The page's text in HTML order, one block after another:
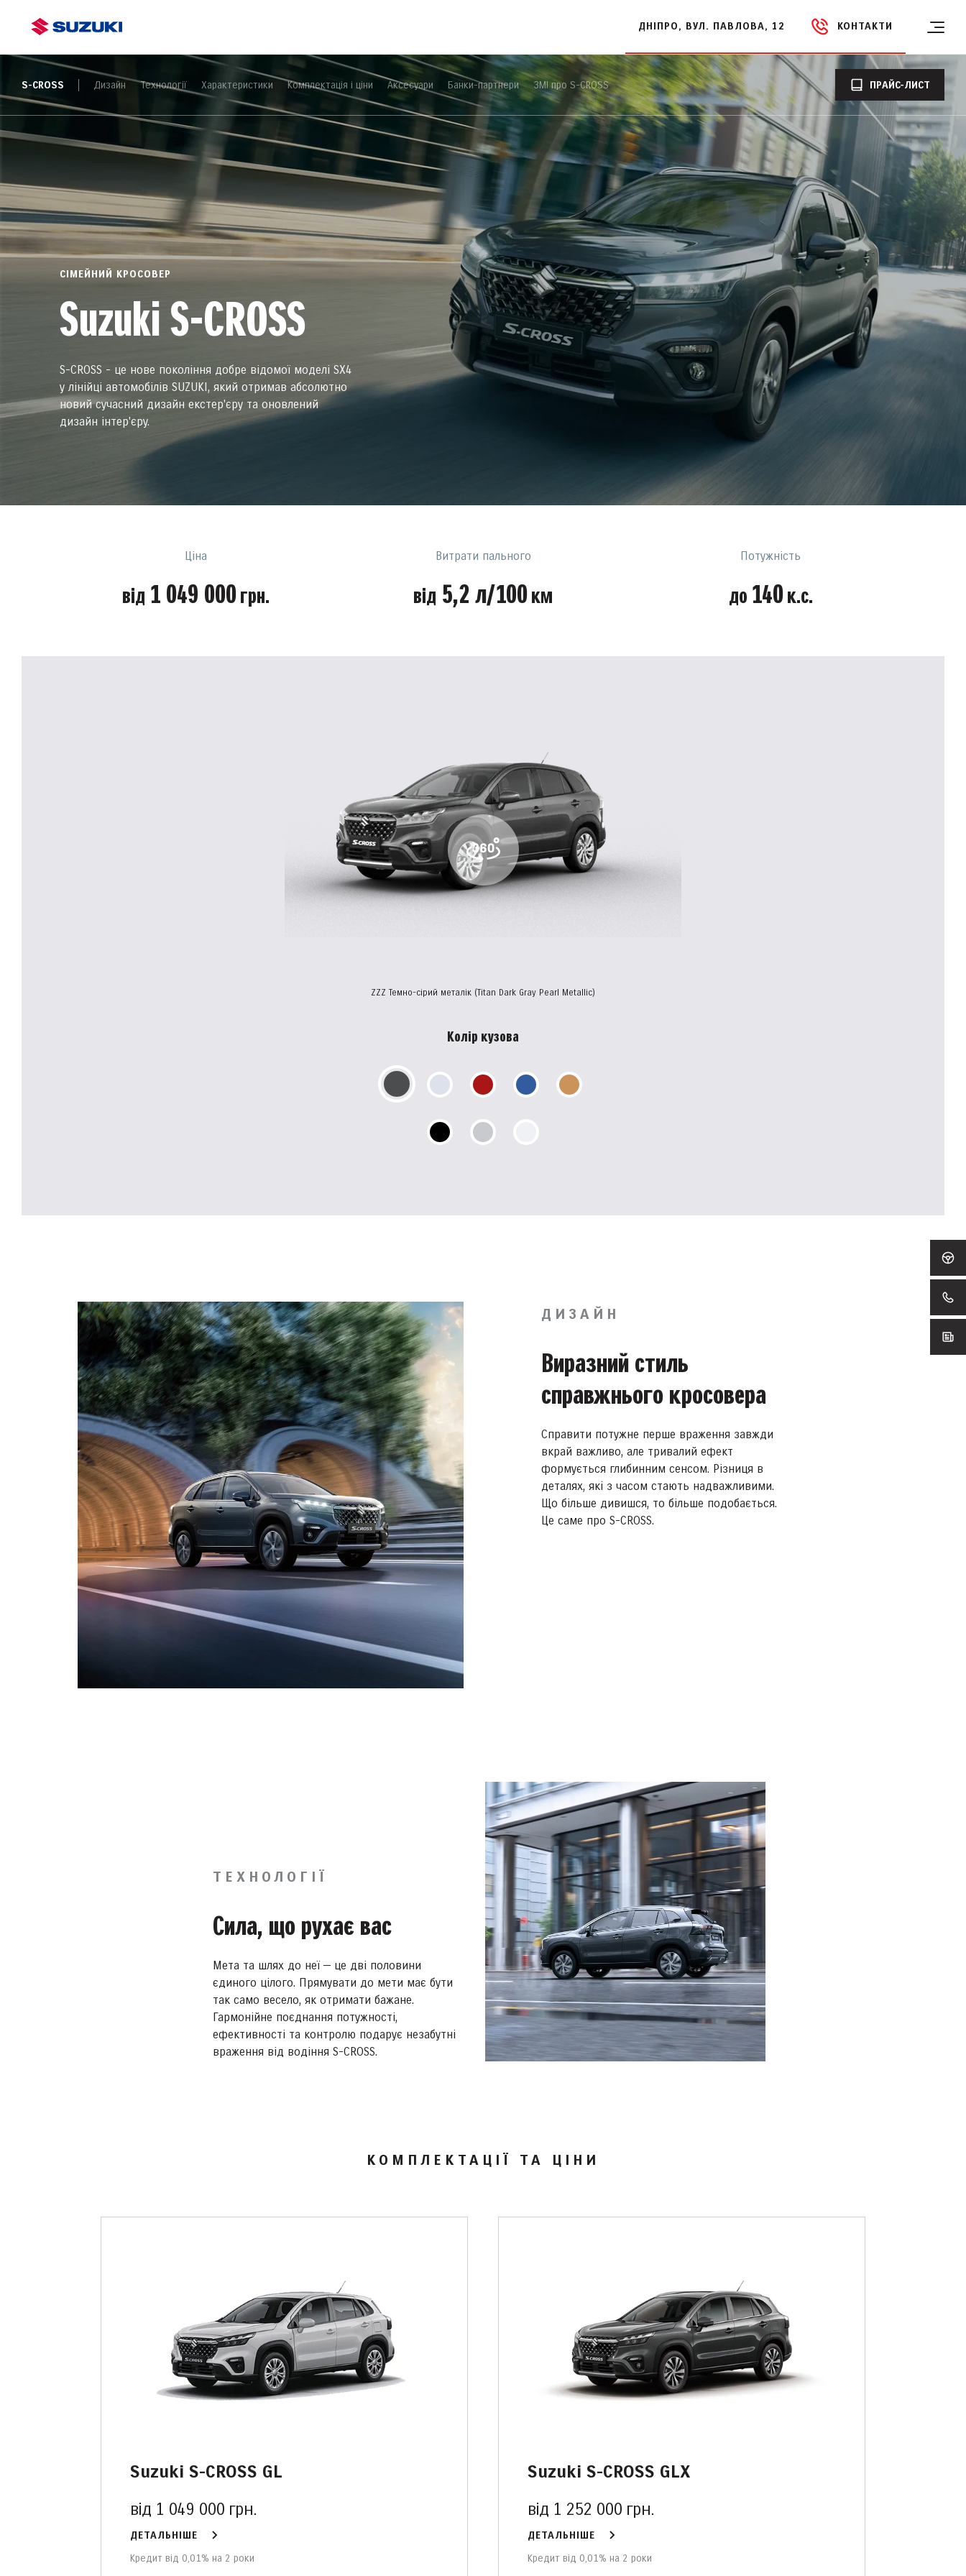
ДНІПРО, ВУЛ. ПАВЛОВА, 12 КОНТАКТИ
S-CROSS Дизайн Технології Характеристики Комплектація і ціни Аксесуари Банки-партнери ЗМІ про S-CROSS ПРАЙС-ЛИСТ
СІМЕЙНИЙ КРОСОВЕР
Suzuki S-CROSS
S-CROSS - це нове покоління добре відомої моделі SX4
у лінійці автомобілів SUZUKI, який отримав абсолютно
новий сучасний дизайн екстер'єру та оновлений
дизайн інтер'єру.
Ціна
від 1 049 000грн.
Витрати пального
від 5,2 л/100км
Потужність
до 140к.с.
ZZZ Темно-сірий металік (Titan Dark Gray Pearl Metallic)
Колір кузова
ДИЗАЙН
Виразний стиль
справжнього кросовера
Справити потужне перше враження завжди
вкрай важливо, але тривалий ефект
формується глибинним сенсом. Різниця в
деталях, які з часом стають надважливими.
Що більше дивишся, то більше подобається.
Це саме про S-CROSS.
ТЕХНОЛОГІЇ
Сила, що рухає вас
Мета та шлях до неї — це дві половини
єдиного цілого. Прямувати до мети має бути
так само весело, як отримати бажане.
Гармонійне поєднання потужності,
ефективності та контролю подарує незабутні
враження від водіння S-CROSS.
КОМПЛЕКТАЦІЇ ТА ЦІНИ
Suzuki S-CROSS GL
від 1 049 000 грн.
ДЕТАЛЬНІШЕ
Кредит від 0,01% на 2 роки
Suzuki S-CROSS GLX
від 1 252 000 грн.
ДЕТАЛЬНІШЕ
Кредит від 0,01% на 2 роки